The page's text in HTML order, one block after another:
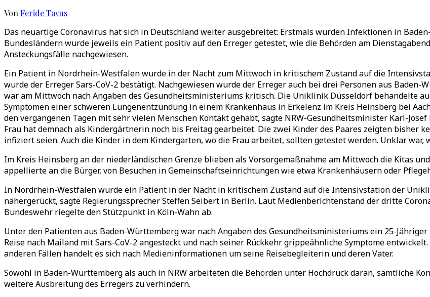
Von Feride Tavus
Das neuartige Coronavirus hat sich in Deutschland weiter ausgebreitet: Erstmals wurden Infektionen in
Bundesländern wurde jeweils ein Patient positiv auf den Erreger getestet, wie die Behörden am
Ansteckungsfälle nachgewiesen.
Ein Patient in Nordrhein-Westfalen wurde in der Nacht zum Mittwoch in kritischem Zustand auf die
wurde der Erreger Sars-CoV-2 bestätigt. Nachgewiesen wurde der Erreger auch bei drei Personen aus Baden-
war am Mittwoch nach Angaben des Gesundheitsministeriums kritisch. Die Uniklinik Düsseldorf behandelte
Symptomen einer schweren Lungenentzündung in einem Krankenhaus in Erkelenz im Kreis Heinsberg bei
den vergangenen Tagen mit sehr vielen Menschen Kontakt gehabt, sagte NRW-Gesundheitsminister Karl-
Frau hat demnach als Kindergärtnerin noch bis Freitag gearbeitet. Die zwei Kinder des Paares zeigten bisher
infiziert seien. Auch die Kinder in dem Kindergarten, wo die Frau arbeitet, sollten getestet werden. Unklar war,
Im Kreis Heinsberg an der niederländischen Grenze blieben als Vorsorgemaßnahme am Mittwoch die Kitas
appellierte an die Bürger, von Besuchen in Gemeinschaftseinrichtungen wie etwa Krankenhäusern oder
In Nordrhein-Westfalen wurde ein Patient in der Nacht in kritischem Zustand auf die Intensivstation der
nähergerückt, sagte Regierungssprecher Steffen Seibert in Berlin. Laut Medienberichtenstand der dritte
Bundeswehr riegelte den Stützpunkt in Köln-Wahn ab.
Unter den Patienten aus Baden-Württemberg war nach Angaben des Gesundheitsministeriums ein 25-
Reise nach Mailand mit Sars-CoV-2 angesteckt und nach seiner Rückkehr grippeähnliche Symptome
anderen Fällen handelt es sich nach Medieninformationen um seine Reisebegleiterin und deren Vater.
Sowohl in Baden-Württemberg als auch in NRW arbeiteten die Behörden unter Hochdruck daran, sämtliche
weitere Ausbreitung des Erregers zu verhindern.